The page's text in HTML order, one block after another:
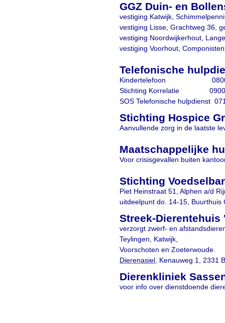
GGZ Duin- en
vestiging Katwijk,
vestiging Lisse, Grachtweg 36,
vestiging Noordwijkerhout,
vestiging Voorhout,
Telefonische
Kindertelefoon 0800-
Stichting Korrelatie 0900-
SOS Telefonische hulpdienst
Stichting Hospice
Aanvullende zorg in de laatste
Maatschappelijke
Voor crisisgevallen buiten
Stichting
Piet Heinstraat 51, Alphen a/d
uitdeelpunt do. 14-15, Buurthuis
Streek-
verzorgt zwerf- en
Teylingen, Katwijk,
Voorschoten en Zoeterwoude.
Dierenasiel , Kenauweg 1, 2331
Dierenkliniek
voor info over dienstdoende